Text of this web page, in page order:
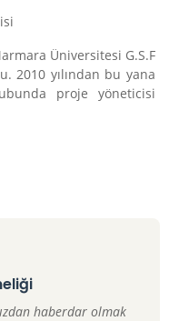
Üniversitesi G.S.F
2010 yılından bu yana
proje yöneticisi
haberdar olmak